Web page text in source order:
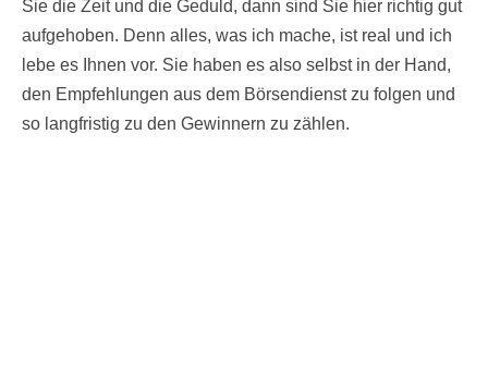
Sie die Zeit und die Geduld, dann sind Sie hier richtig gut
aufgehoben. Denn alles, was ich mache, ist real und ich
lebe es Ihnen vor. Sie haben es also selbst in der Hand,
den Empfehlungen aus dem Börsendienst zu folgen und
so langfristig zu den Gewinnern zu zählen.